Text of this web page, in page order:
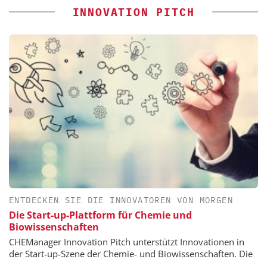
INNOVATION PITCH
ENTDECKEN SIE DIE INNOVATOREN VON MORGEN
Die Start-up-Plattform für Chemie und
Biowissenschaften
CHEManager Innovation Pitch unterstützt Innovationen in
der Start-up-Szene der Chemie- und Biowissenschaften. Die